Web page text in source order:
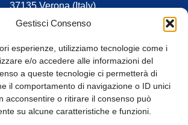
Gestisci Consenso
esperienze, utilizziamo tecnologie come i
e/o accedere alle informazioni del
a queste tecnologie ci permetterà di
il comportamento di navigazione o ID unici
acconsentire o ritirare il consenso può
su alcune caratteristiche e funzioni.
37135 Verona (Italy)
Fax 045 9211599
© Tutti i diritti riservati